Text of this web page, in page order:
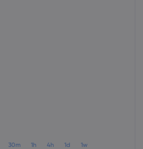
30m 1h 4h 1d 1w